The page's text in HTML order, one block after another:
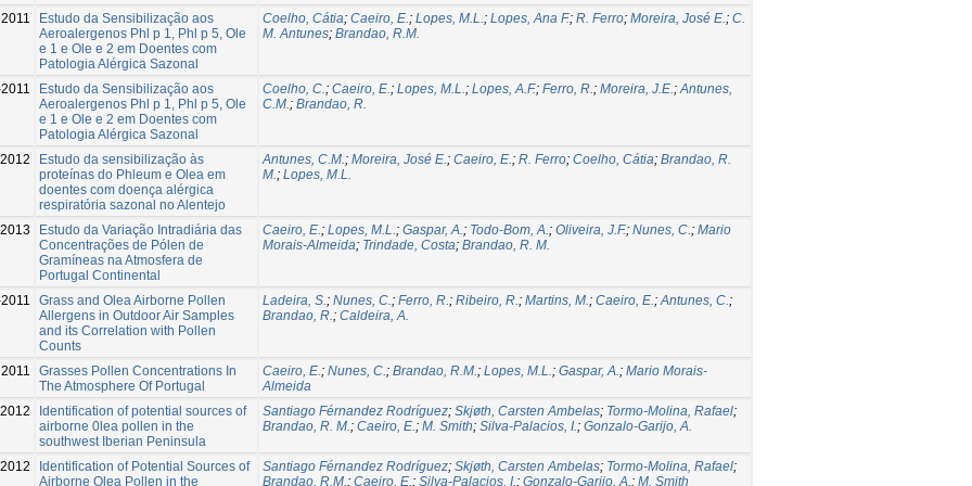
2011
Estudo da Sensibilização aos
Aeroalergenos Phl p 1, Phl p 5, Ole
e 1 e Ole e 2 em Doentes com
Patologia Alérgica Sazonal
Coelho, Cátia; Caeiro, E.; Lopes, M.L.; Lopes, Ana F.; R. Ferro; Moreira, José E.; C.
M. Antunes; Brandao, R.M.
Estudo da Sensibilização aos
Aeroalergenos Phl p 1, Phl p 5, Ole
e 1 e Ole e 2 em Doentes com
Patologia Alérgica Sazonal
Coelho, C.; Caeiro, E.; Lopes, M.L.; Lopes, A.F.; Ferro, R.; Moreira, J.E.;Antunes,
C.M.; Brandao, R.
2012
Estudo da sensibilização às
proteínas do Phleum e Olea em
doentes com doença alérgica
respiratória sazonal no Alentejo
Antunes, C.M.; Moreira, José E.; Caeiro, E.; R. Ferro; Coelho, Cátia; Brandao, R.
M.; Lopes, M.L.
2013
Estudo da Variação Intradiária das
Concentrações de Pólen de
Gramíneas na Atmosfera de
Portugal Continental
Caeiro, E.; Lopes, M.L.; Gaspar, A.; Todo-Bom, A.; Oliveira, J.F.; Nunes, C.; Mario
Morais-Almeida; Trindade, Costa; Brandao, R. M.
Grass and Olea Airborne Pollen
Allergens in Outdoor Air Samples
and its Correlation with Pollen
Counts
Ladeira, S.; Nunes, C.; Ferro, R.; Ribeiro, R.; Martins, M.; Caeiro, E.;Antunes, C.;
Brandao, R.; Caldeira, A.
2011
Grasses Pollen Concentrations In
The Atmosphere Of Portugal
Caeiro, E.; Nunes, C.; Brandao, R.M.; Lopes, M.L.; Gaspar, A.; Mario Morais-
Almeida
2012
Identification of potential sources of
airborne 0lea pollen in the
southwest Iberian Peninsula
Santiago Férnandez Rodríguez; Skjøth, Carsten Ambelas; Tormo-Molina, Rafael;
Brandao, R. M.; Caeiro, E.; M. Smith; Silva-Palacios, I.; Gonzalo-Garijo, A.
2012
Identification of Potential Sources of
Airborne Olea Pollen in the
Santiago Férnandez Rodríguez; Skjøth, Carsten Ambelas; Tormo-Molina, Rafael;
Brandao, R.M.; Caeiro, E.; Silva-Palacios, I.; Gonzalo-Garijo, A.; M. Smith